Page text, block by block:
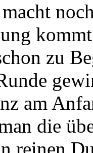
zu
am
die